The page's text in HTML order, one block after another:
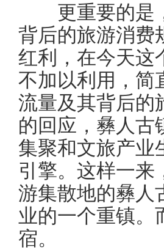
更重要的是，
背后的旅游消费
红利，在今天这
不加以利用，简
流量及其背后的
的回应，彝人古
集聚和文旅产业
引擎。这样一来
游集散地的彝人
业的一个重镇。
宿。